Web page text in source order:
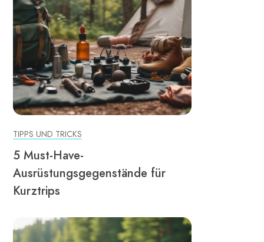
TIPPS UND TRICKS
5 Must-Have-
Ausrüstungsgegenstände für
Kurztrips